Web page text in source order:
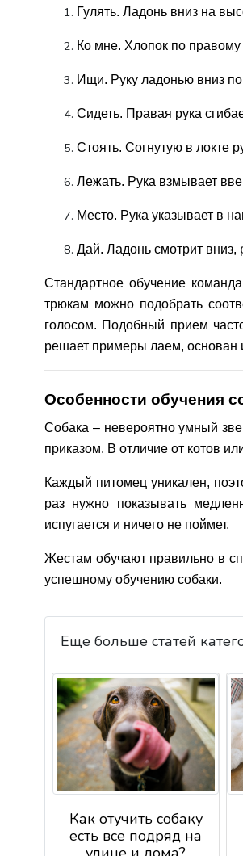
Гулять. Ладонь вниз на
Ко мне. Хлопок по
Ищи. Руку ладонью вниз
Сидеть. Правая рука
Стоять. Согнутую в локте
Лежать. Рука взмывает
Место. Рука указывает в
Дай. Ладонь смотрит вниз,
Стандартное обучение
трюкам можно подобрать
голосом. Подобный прием
решает примеры лаем, основан
Особенности обучения
Собака – невероятно умный
приказом. В отличие от котов
Каждый питомец уникален,
раз нужно показывать
испугается и ничего не поймет.
Жестам обучают правильно в
успешному обучению собаки.
Еще больше статей
Как отучить собаку
есть все подряд на